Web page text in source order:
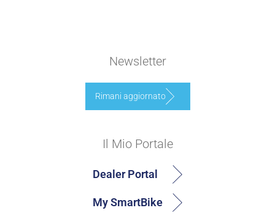
Newsletter
Rimani aggiornato
Il Mio Portale
Dealer Portal
My SmartBike